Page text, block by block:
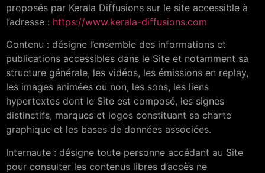
proposés par Kerala Diffusions sur le site accessible à
l’adresse : https://www.kerala-diffusions.com
Contenu : désigne l’ensemble des informations et
publications accessibles dans le Site et notamment sa
structure générale, les vidéos, les émissions en replay,
les images animées ou non, les sons, les liens
hypertextes dont le Site est composé, les signes
distinctifs, marques et logos constituant sa charte
graphique et les bases de données associées.
Internaute : désigne toute personne accédant au Site
pour consulter les contenus libres d’accès ne